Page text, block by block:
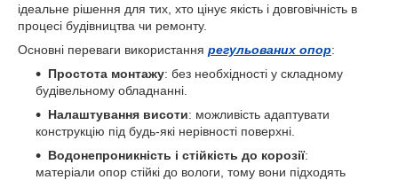
ідеальне рішення для тих, хто цінує якість і довговічність в
процесі будівництва чи ремонту.
Основні переваги використання регульованих опор:
Простота монтажу: без необхідності у складному
будівельному обладнанні.
Налаштування висоти: можливість адаптувати
конструкцію під будь-які нерівності поверхні.
Водонепроникність і стійкість до корозії:
матеріали опор стійкі до вологи, тому вони підходять